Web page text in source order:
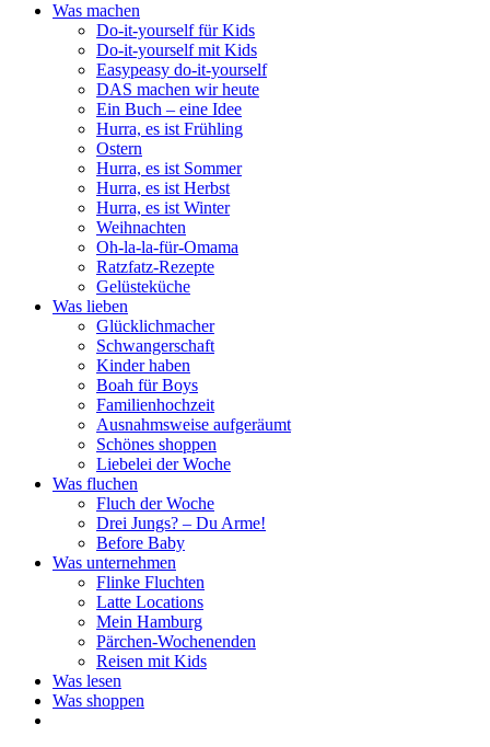
Was machen
Do-it-yourself für Kids
Do-it-yourself mit Kids
Easypeasy do-it-yourself
DAS machen wir heute
Ein Buch – eine Idee
Hurra, es ist Frühling
Ostern
Hurra, es ist Sommer
Hurra, es ist Herbst
Hurra, es ist Winter
Weihnachten
Oh-la-la-für-Omama
Ratzfatz-Rezepte
Gelüsteküche
Was lieben
Glücklichmacher
Schwangerschaft
Kinder haben
Boah für Boys
Familienhochzeit
Ausnahmsweise aufgeräumt
Schönes shoppen
Liebelei der Woche
Was fluchen
Fluch der Woche
Drei Jungs? – Du Arme!
Before Baby
Was unternehmen
Flinke Fluchten
Latte Locations
Mein Hamburg
Pärchen-Wochenenden
Reisen mit Kids
Was lesen
Was shoppen